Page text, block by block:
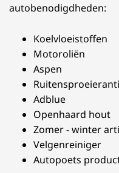
autobenodigdheden:
Koelvloeistoffen
Motoroliën
Aspen
Adblue
Openhaard hout
Zomer - winter
Velgenreiniger
Autopoets